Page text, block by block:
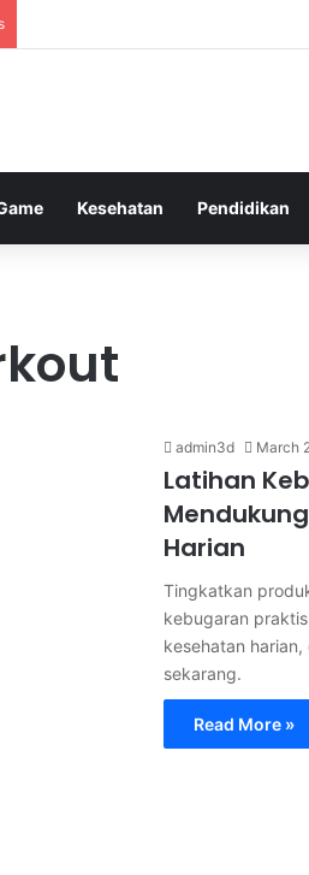
Kesehatan Pendidikan
admin3d March
Latihan
Harian
Tingkatkan
kebugaran
kesehatan
sekarang.
Read More »